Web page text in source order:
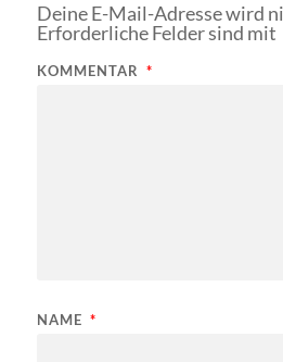
Deine E-Mail-Adresse wird
Erforderliche Felder sind mit
KOMMENTAR *
NAME *